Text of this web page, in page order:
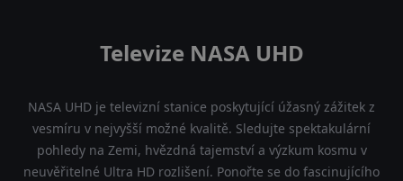
Televize NASA UHD
NASA UHD je televizní stanice poskytující úžasný zážitek z
vesmíru v nejvyšší možné kvalitě. Sledujte spektakulární
pohledy na Zemi, hvězdná tajemství a výzkum kosmu v
neuvěřitelné Ultra HD rozlišení. Ponořte se do fascinujícího